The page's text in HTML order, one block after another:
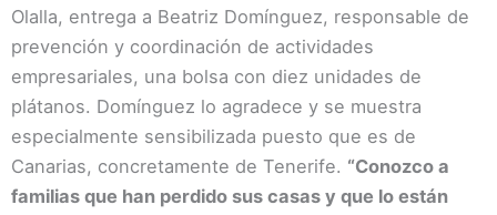
Olalla, entrega a Beatriz Domínguez, responsable de
prevención y coordinación de actividades
empresariales, una bolsa con diez unidades de
plátanos. Domínguez lo agradece y se muestra
especialmente sensibilizada puesto que es de
Canarias, concretamente de Tenerife. “Conozco a
familias que han perdido sus casas y que lo están